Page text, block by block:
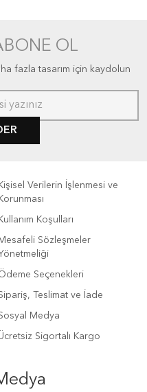
OL
fazla tasarım için kaydolun
Kişisel Verilerin İşlenmesi ve
Korunması
Kullanım Koşulları
Mesafeli Sözleşmeler
Seçenekleri
Teslimat ve İade
Medya
Sigortalı Kargo